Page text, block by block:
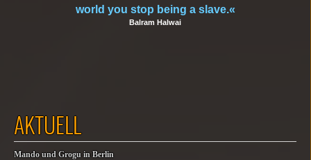
world you stop being a slave.«
Balram Halwai
AKTUELL
Mando und Grogu in Berlin